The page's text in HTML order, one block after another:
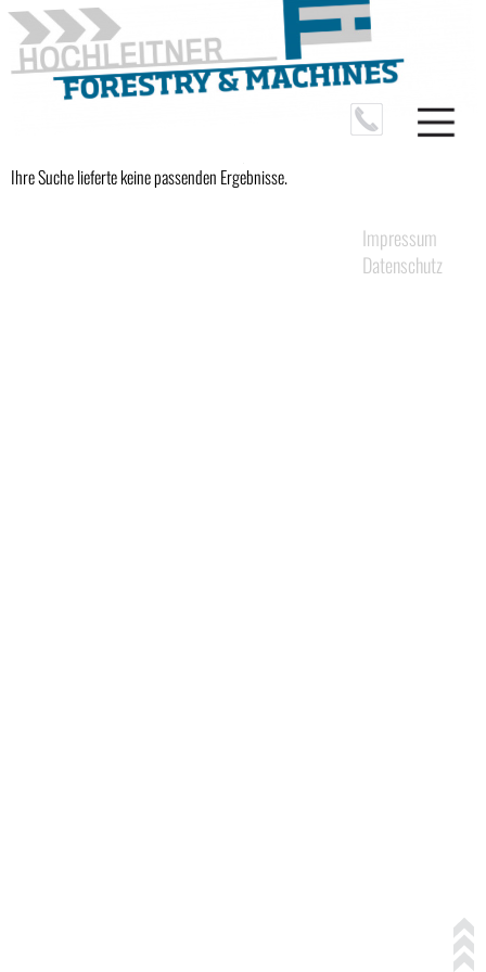
Ihre Suche lieferte keine passenden Ergebnisse.
Navigation
überspringen
Impressum
Datenschutz